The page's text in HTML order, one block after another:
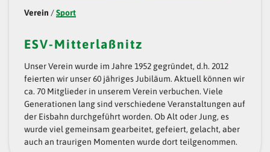
Verein /Sport
ESV-Mitterlaßnitz
Unser Verein wurde im Jahre 1952 gegründet, d.h. 2012
feierten wir unser 60 jähriges Jubiläum. Aktuell können wir
ca. 70 Mitglieder in unserem Verein verbuchen. Viele
Generationen lang sind verschiedene Veranstaltungen auf
der Eisbahn durchgeführt worden. Ob Alt oder Jung, es
wurde viel gemeinsam gearbeitet, gefeiert, gelacht, aber
auch an traurigen Momenten wurde dort teilgenommen.